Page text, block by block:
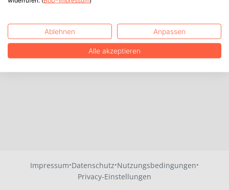
Impressum·Datenschutz·Nutzungsbedingungen·
Privacy-Einstellungen
Ablehnen Anpassen
Alle akzeptieren